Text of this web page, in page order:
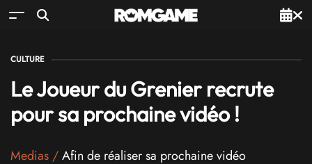
CULTURE
Le Joueur du Grenier recrute
pour sa prochaine vidéo !
Medias /Afin de réaliser sa prochaine vidéo